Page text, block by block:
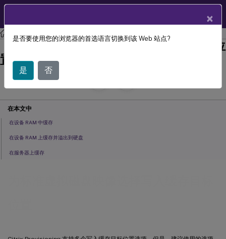
Citrix Provisioning Citrix Provisioning 2112
为标准虚拟磁盘映像选择写入缓存目标位
置
July 29, 2024
C
在本文中
在设备 RAM 中缓存
在设备 RAM 上缓存并溢出到硬盘
在服务器上缓存
×
是否要使用您的浏览器的首选语言切换到该 Web 站点?
是 否